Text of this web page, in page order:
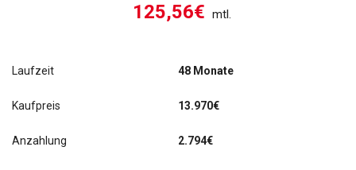
125,56€ mtl.
Laufzeit 48 Monate
Kaufpreis 13.970€
Anzahlung 2.794€